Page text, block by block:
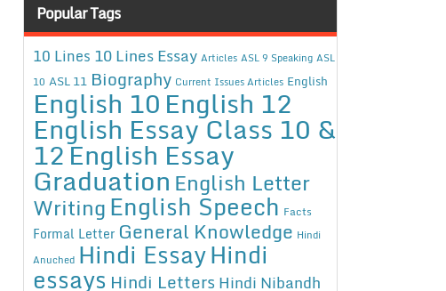
Popular Tags
10 Lines 10 Lines Essay Articles ASL 9 Speaking ASL
10 ASL 11 Biography Current Issues Articles English
English 10English 12
English Essay Class 10 &
12English Essay
Graduation English Letter
WritingEnglish Speech Facts
Formal Letter General Knowledge Hindi
Anuched Hindi EssayHindi
essays Hindi Letters Hindi Nibandh